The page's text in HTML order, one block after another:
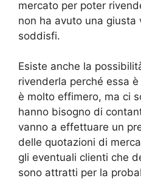
mercato per poter
non ha avuto una giusta
soddisfi.
Esiste anche la
rivenderla perché essa
è molto effimero, ma ci
hanno bisogno di
vanno a effettuare un
delle quotazioni di
gli eventuali clienti che
sono attratti per la